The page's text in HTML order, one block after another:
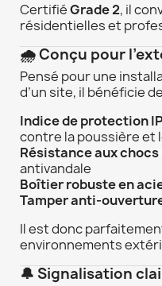
CertifiéGrade 2, il
résidentielles et
🌧️ Conçu pour
Pensé pour une
d’un site, il bénéficie
Indice de protection
contre la poussière et
Résistance aux chocs
antivandale
Boîtier robuste en
Tamper anti-
Il est donc
environnements
🔔 Signalisation